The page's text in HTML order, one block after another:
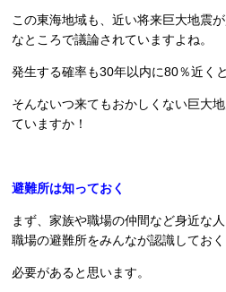
この東海地域も、近い将来巨大地震
なところで議論されていますよね。
発生する確率も30年以内に80％近く
そんないつ来てもおかしくない巨大
ていますか！
避難所は知っておく
まず、家族や職場の仲間など身近な
職場の避難所をみんなが認識しておく
必要があると思います。